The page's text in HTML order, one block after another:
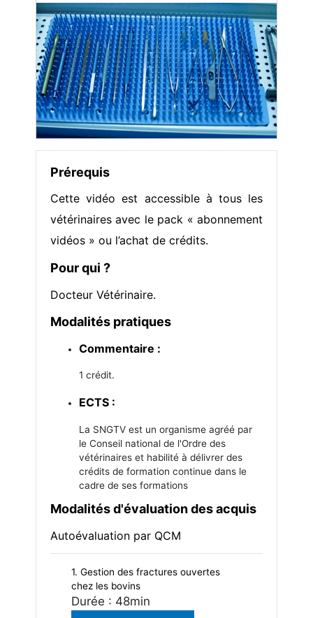
Prérequis
Cette vidéo est accessible à tous les
vétérinaires avec le pack « abonnement
vidéos » ou l’achat de crédits.
Pour qui ?
Docteur Vétérinaire.
Modalités pratiques
Commentaire :
1 crédit.
ECTS :
La SNGTV est un organisme agréé par
le Conseil national de l'Ordre des
vétérinaires et habilité à délivrer des
crédits de formation continue dans le
cadre de ses formations
Modalités d'évaluation des acquis
Autoévaluation par QCM
1. Gestion des fractures ouvertes
chez les bovins
Durée : 48min